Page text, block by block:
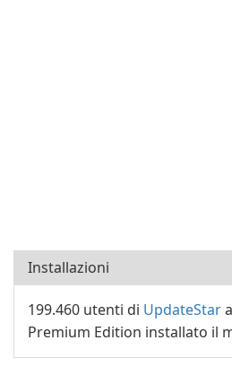
Installazioni
199.460 utenti di UpdateStar
Premium Edition installato il